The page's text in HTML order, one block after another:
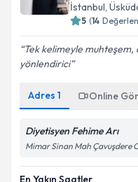
İstanbul,
5 (14
Tek kelimeyle muhteşem,
yönlendirici
Adres 1 Online
Diyetisyen Fehime Arı
Mimar Sinan Mah Çavuşdere
En Yakın Saatler